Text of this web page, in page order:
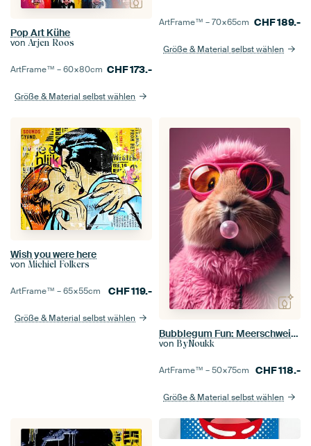
Pop Art Kühe
von Arjen Roos
ArtFrame™ –60×80cm CHF173.-
Größe & Material selbst wählen
ArtFrame™ –70×65cm CHF189.-
Größe & Material selbst wählen
Wish you were here
von Michiel Folkers
ArtFrame™ –65×55cm CHF119.-
Größe & Material selbst wählen
Bubblegum Fun: Meerschweinchen 3
von ByNoukk
ArtFrame™ –50×75cm CHF118.-
Größe & Material selbst wählen